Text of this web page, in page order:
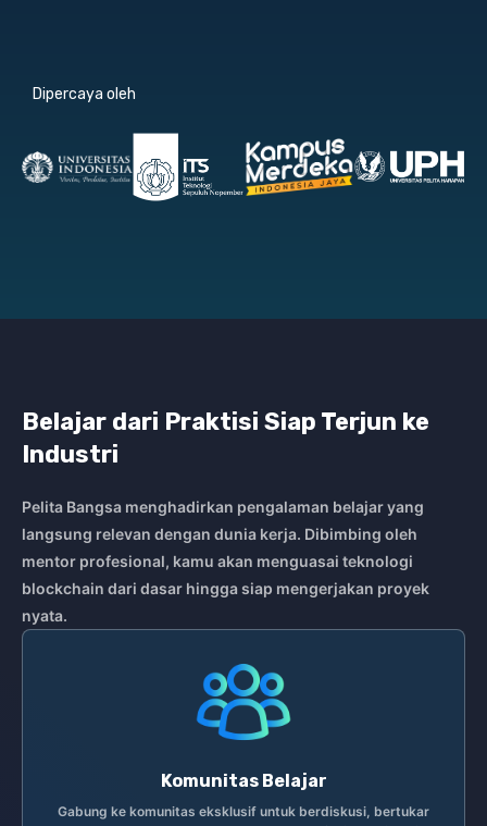
Dipercaya oleh
Belajar dari Praktisi Siap Terjun ke
Industri
Pelita Bangsa menghadirkan pengalaman belajar yang
langsung relevan dengan dunia kerja. Dibimbing oleh
mentor profesional, kamu akan menguasai teknologi
blockchain dari dasar hingga siap mengerjakan proyek
nyata.
Komunitas Belajar
Gabung ke komunitas eksklusif untuk berdiskusi, bertukar